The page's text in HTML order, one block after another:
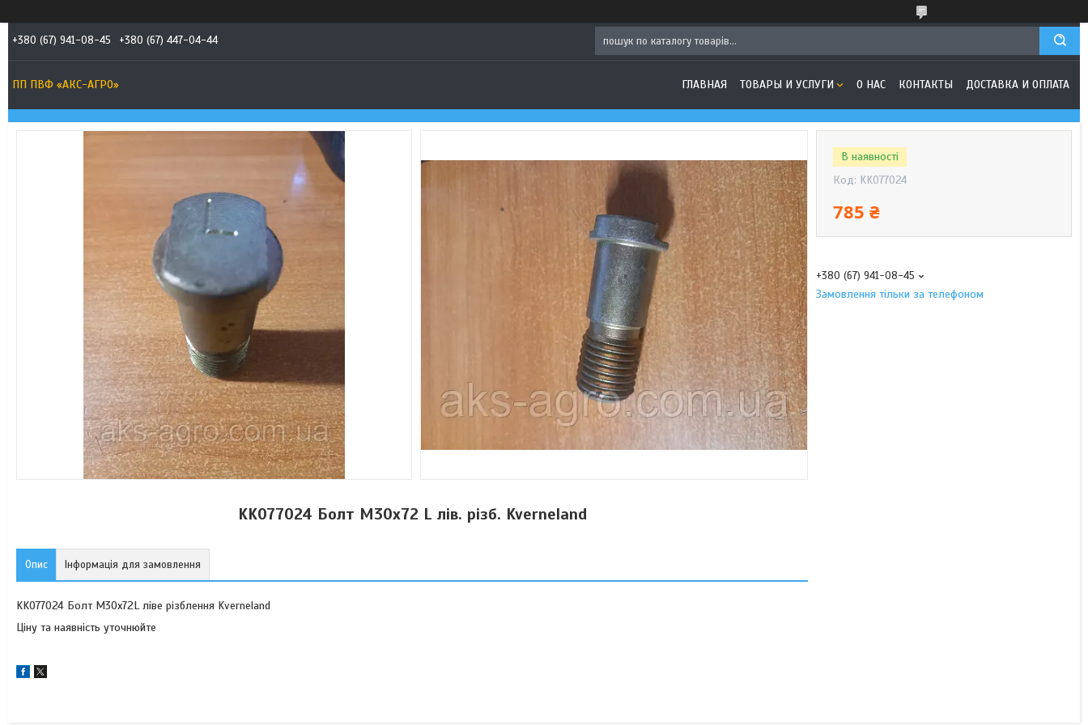
+380 (67) 941-08-45 +380 (67) 447-04-44
ПП ПВФ «АКС-АГРО» ГЛАВНАЯ ТОВАРЫ И УСЛУГИ О НАС КОНТАКТЫ ДОСТАВКА И ОПЛАТА
KK077024 Болт М30х72 L лів. різб. Kverneland
Опис Інформація для замовлення
KK077024 Болт М30х72L ліве різблення Kverneland
Ціну та наявність уточнюйте
В наявності
Код: KK077024
785 ₴
+380 (67) 941-08-45
Замовлення тільки за телефоном